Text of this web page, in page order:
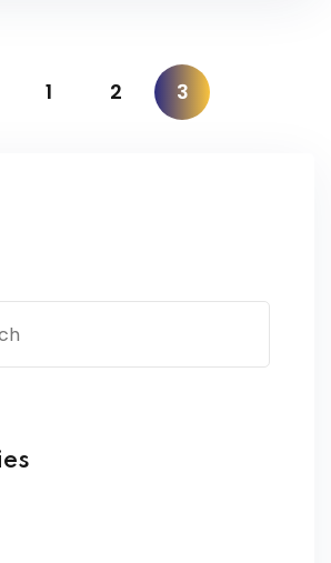
1 2 3